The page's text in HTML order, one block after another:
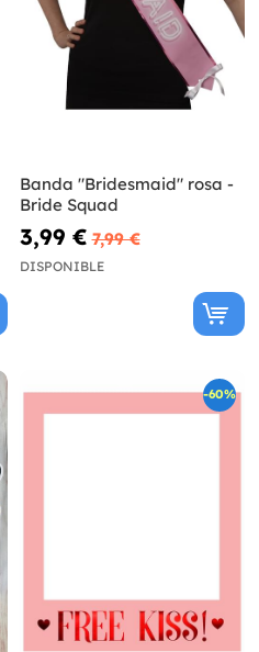
Banda "Bridesmaid" rosa -
Bride Squad
3,99 € 7,99 €
DISPONIBLE
-60%